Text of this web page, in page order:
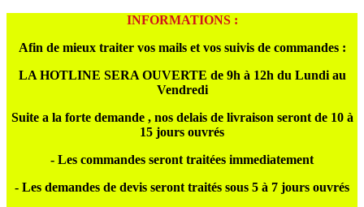
INFORMATIONS :
Afin de mieux traiter vos mails et vos suivis de commandes :
LA HOTLINE SERA OUVERTE de 9h à 12h du Lundi au
Vendredi
Suite a la forte demande , nos delais de livraison seront de 10 à
15 jours ouvrés
- Les commandes seront traitées immediatement
- Les demandes de devis seront traités sous 5 à 7 jours ouvrés